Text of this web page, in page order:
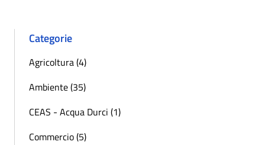
Categorie
Agricoltura (4)
Ambiente (35)
CEAS - Acqua Durci (1)
Commercio (5)